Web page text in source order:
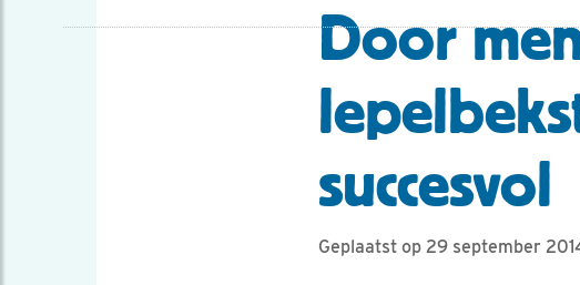
Door
succesvol
Geplaatst op 29 september